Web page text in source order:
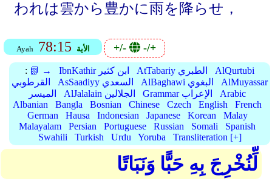
われは雲から豊かに雨を降らせ，
Ayah 78:15 الأية +/- -/+
: 📗 → IbnKathir ابن كثير AtTabariy الطبري
AlQurtubi
القرطوبي
AsSaadiyy السعدي AlBaghawi البغوي
AlMuyassar
الميسر
AlJalalain الجلالين Grammar الإعراب
Arabic
Albanian
Bangla Bosnian Chinese Czech English
French
German
Hausa Indonesian Japanese Korean
Malay
Malayalam
Persian Portuguese Russian Somali
Spanish
Swahili
Turkish Urdu Yoruba Transliteration [+]
لِّنُخْرِجَ بِهِ حَبًّا وَنَبَاتًا